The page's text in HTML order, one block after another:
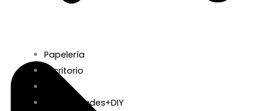
Papelería
Escritorio
Libros
Manualidades+DIY